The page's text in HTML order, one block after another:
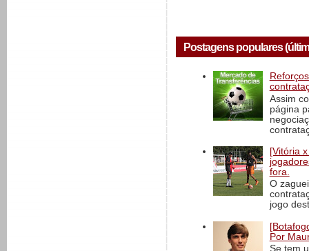
Postagens populares
Assim
página
[Vitória
fora.
O
jogo
Por
Se tem